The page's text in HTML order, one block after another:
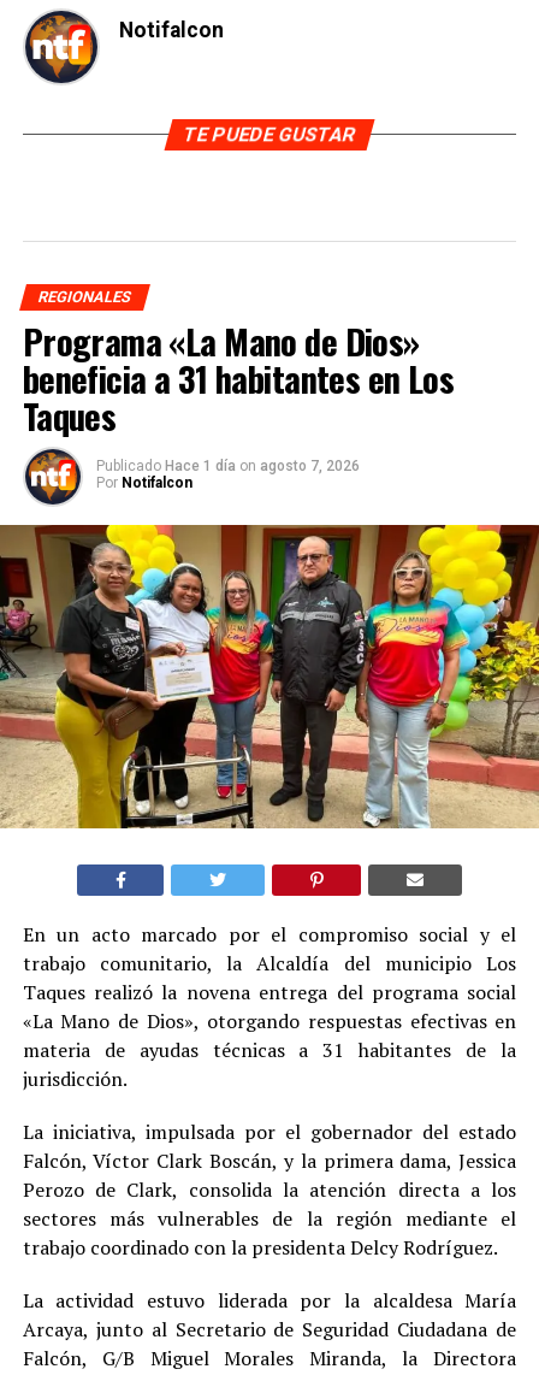
Notifalcon
TE PUEDE GUSTAR
REGIONALES
Programa «La Mano de Dios»
beneficia a 31 habitantes en Los
Taques
Publicado Hace 1 día on agosto 7, 2026
Por Notifalcon
En un acto marcado por el compromiso social y el
trabajo comunitario, la Alcaldía del municipio Los
Taques realizó la novena entrega del programa social
«La Mano de Dios», otorgando respuestas efectivas en
materia de ayudas técnicas a 31 habitantes de la
jurisdicción.
La iniciativa, impulsada por el gobernador del estado
Falcón, Víctor Clark Boscán, y la primera dama, Jessica
Perozo de Clark, consolida la atención directa a los
sectores más vulnerables de la región mediante el
trabajo coordinado con la presidenta Delcy Rodríguez.
La actividad estuvo liderada por la alcaldesa María
Arcaya, junto al Secretario de Seguridad Ciudadana de
Falcón, G/B Miguel Morales Miranda, la Directora